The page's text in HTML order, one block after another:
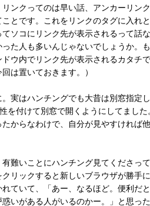
リンクってのは早い話、アンカーリン
とです。これをリンクのタグに入れ
ソコにリンク先が表示されるって話
た人も多いんじゃないでしょうか。
ウ内でリンク先が表示されるカタチ
は置いておきます。）
。実はハンチングでも大昔は別窓指定
を付けて別窓で開くようにしてまし
たからなわけで、自分が見やすければ
難いことにハンチング見てくださっ
クリックすると新しいブラウザが勝
ていて、「あー、なるほど。便利だ
いがある人がいるのかー。」と思っ